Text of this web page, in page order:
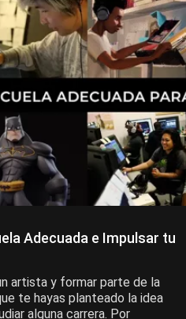
Adecuada e Impulsar tu
artista y formar parte de la
te hayas planteado la idea
alguna carrera. Por